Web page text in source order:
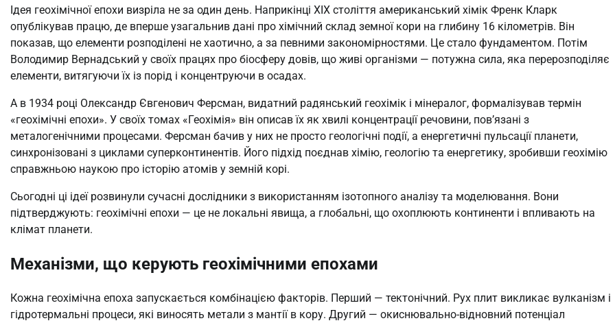
Ідея геохімічної епохи визріла не за один день. Наприкінці XIX століття американський хімік Френк Кларк
опублікував працю, де вперше узагальнив дані про хімічний склад земної кори на глибину 16 кілометрів. Він
показав, що елементи розподілені не хаотично, а за певними закономірностями. Це стало фундаментом. Потім
Володимир Вернадський у своїх працях про біосферу довів, що живі організми — потужна сила, яка перерозподіляє
елементи, витягуючи їх із порід і концентруючи в осадах.
А в 1934 році Олександр Євгенович Ферсман, видатний радянський геохімік і мінералог, формалізував термін
«геохімічні епохи». У своїх томах «Геохімія» він описав їх як хвилі концентрації речовини, пов’язані з
металогенічними процесами. Ферсман бачив у них не просто геологічні події, а енергетичні пульсації планети,
синхронізовані з циклами суперконтинентів. Його підхід поєднав хімію, геологію та енергетику, зробивши геохімію
справжньою наукою про історію атомів у земній корі.
Сьогодні ці ідеї розвинули сучасні дослідники з використанням ізотопного аналізу та моделювання. Вони
підтверджують: геохімічні епохи — це не локальні явища, а глобальні, що охоплюють континенти і впливають на
клімат планети.
Механізми, що керують геохімічними епохами
Кожна геохімічна епоха запускається комбінацією факторів. Перший — тектонічний. Рух плит викликає вулканізм і
гідротермальні процеси, які виносять метали з мантії в кору. Другий — окиснювально-відновний потенціал